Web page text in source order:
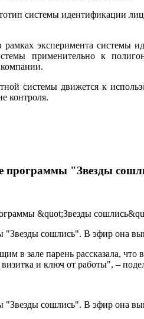
системы идентификации
эксперимента
применительно к
системы движется к
контроля.
программы "Звезды
сошлись". В эфир она
в зале парень рассказала,
и ключ от работы", –
сошлись". В эфир она